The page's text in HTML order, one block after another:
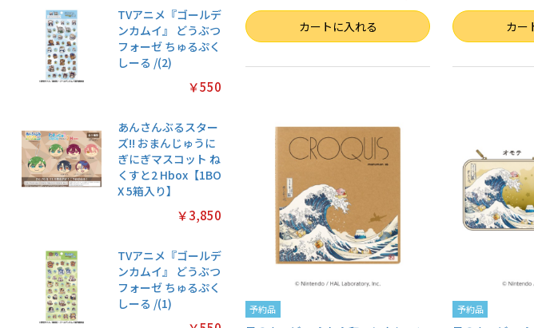
TVアニメ『ゴールデ
ンカムイ』 どうぶつ
フォーゼ ちゅるぷく
しーる /(2)
￥550
あんさんぶるスター
ズ!! おまんじゅうに
ぎにぎマスコット ね
くすと2 Hbox【1BO
X 5箱入り】
￥3,850
TVアニメ『ゴールデ
ンカムイ』 どうぶつ
フォーゼ ちゅるぷく
しーる /(1)
数量 カートに入れる 数量 カー
予約品 予約品